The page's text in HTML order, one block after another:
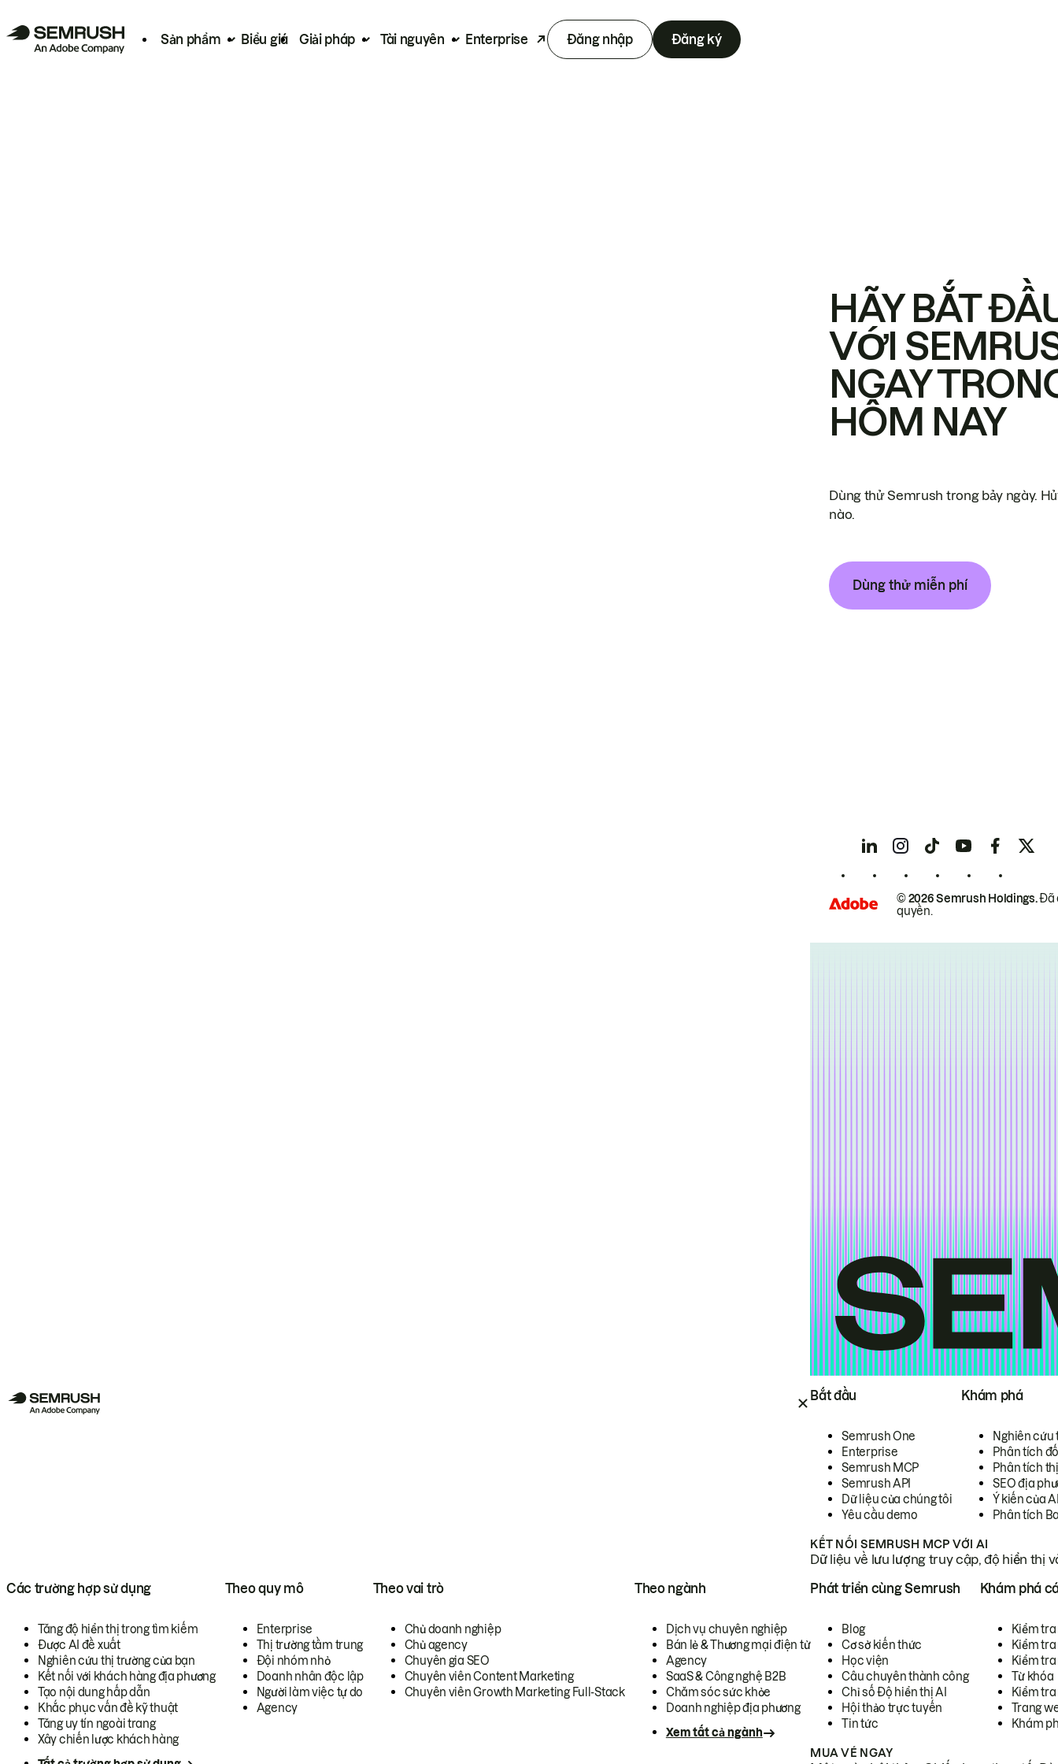
Sản phẩm Biểu giá Giải pháp Tài nguyên Enterprise Đăng nhập Đăng ký
Bắt đầu
Semrush One
Enterprise
Semrush MCP
Semrush API
Dữ liệu của chúng tôi
Yêu cầu demo
Khám phá
Nghiên cứu
Phân tích
Phân tích
SEO địa
Ý kiến của
Phân tích
KẾT NỐI SEMRUSH MCP VỚI AI
Dữ liệu về lưu lượng truy cập, độ hiển thị
Các trường hợp sử dụng
Tăng độ hiển thị trong tìm kiếm
Được AI đề xuất
Nghiên cứu thị trường của bạn
Kết nối với khách hàng địa phương
Tạo nội dung hấp dẫn
Khắc phục vấn đề kỹ thuật
Tăng uy tín ngoài trang
Xây chiến lược khách hàng
Theo quy mô
Enterprise
Thị trường tầm trung
Đội nhóm nhỏ
Doanh nhân độc lập
Người làm việc tự do
Agency
Theo vai trò
Chủ doanh nghiệp
Chủ agency
Chuyên gia SEO
Chuyên viên Content Marketing
Chuyên viên Growth Marketing Full-Stack
Theo ngành
Dịch vụ chuyên nghiệp
Bán lẻ & Thương mại điện tử
Agency
SaaS & Công nghệ B2B
Chăm sóc sức khỏe
Doanh nghiệp địa phương
Xem tất cả ngành
Phát triển cùng Semrush
Blog
Cơ sở kiến thức
Học viện
Câu chuyên thành công
Chỉ số Độ hiển thị AI
Hội thảo trực tuyến
Tin tức
Khám phá
Kiểm
Kiểm tra
Kiểm
Từ khóa
Kiểm
Trang
Khám
MUA VÉ NGAY
HÃY BẮT
VỚI
NGAY
HÔM NAY
Dùng thử Semrush trong bảy ngày.
nào.
Dùng thử miễn phí
© 2026 Semrush Holdings.Đã
quyền.